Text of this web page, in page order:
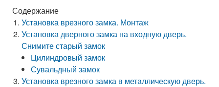
Содержание
Установка врезного замка. Монтаж
Установка дверного замка на входную дверь.
Снимите старый замок
Цилиндровый замок
Сувальдный замок
Установка врезного замка в металлическую дверь.